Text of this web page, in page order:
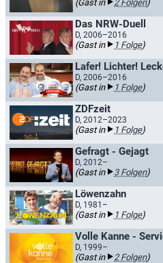
(Gast in 2 Folgen)
Das NRW-Duell
D, 2006–2016
(Gast in 1 Folge)
Lafer! Lichter!
D, 2006–2016
(Gast in 1 Folge)
ZDFzeit
D, 2012–2023
(Gast in 1 Folge)
Gefragt - Gejagt
D, 2012–
(Gast in 3 Folgen)
Löwenzahn
D, 1981–
(Gast in 1 Folge)
Volle Kanne -
D, 1999–
(Gast in 2 Folgen)